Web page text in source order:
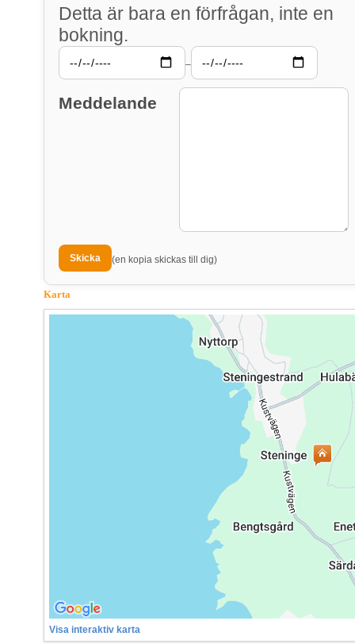
Detta är bara en förfrågan, inte en
bokning.
–
Meddelande
(en kopia skickas till dig)
Karta
Visa interaktiv karta